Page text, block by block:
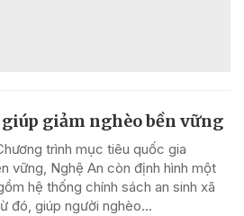
giảm nghèo bền vững
trình mục tiêu quốc gia
vững, Nghệ An còn định hình một
hệ thống chính sách an sinh xã
đó, giúp người nghèo...